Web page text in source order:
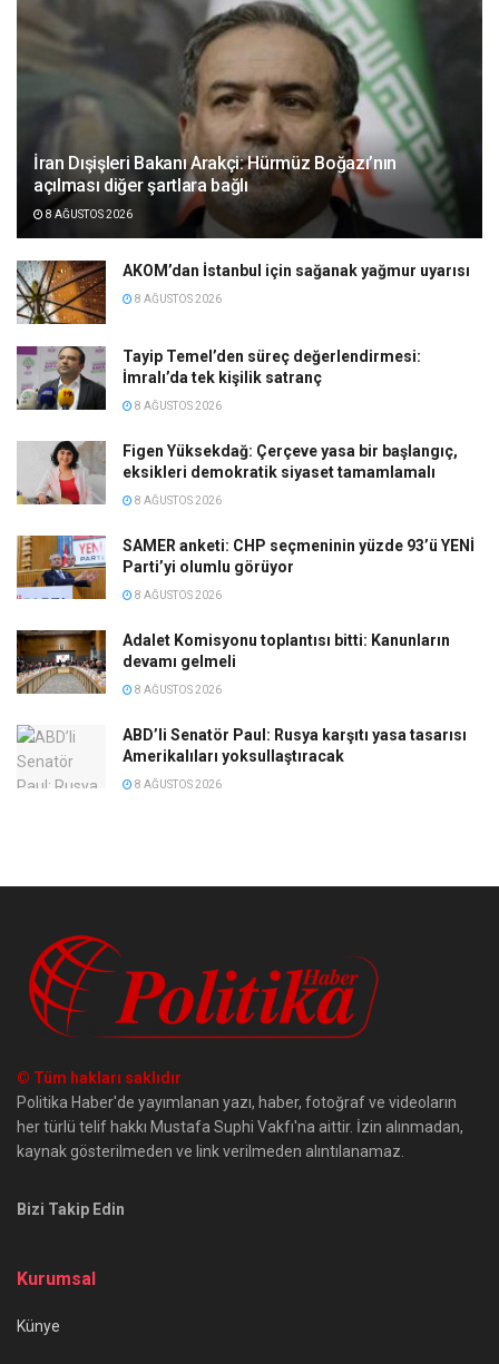
İran Dışişleri Bakanı Arakçi: Hürmüz Boğazı’nın
açılması diğer şartlara bağlı
8 AĞUSTOS 2026
AKOM’dan İstanbul için sağanak yağmur uyarısı
8 AĞUSTOS 2026
Tayip Temel’den süreç değerlendirmesi:
İmralı’da tek kişilik satranç
8 AĞUSTOS 2026
Figen Yüksekdağ: Çerçeve yasa bir başlangıç,
eksikleri demokratik siyaset tamamlamalı
8 AĞUSTOS 2026
SAMER anketi: CHP seçmeninin yüzde 93’ü YENİ
Parti’yi olumlu görüyor
8 AĞUSTOS 2026
Adalet Komisyonu toplantısı bitti: Kanunların
devamı gelmeli
8 AĞUSTOS 2026
ABD’li Senatör Paul: Rusya karşıtı yasa tasarısı
Amerikalıları yoksullaştıracak
8 AĞUSTOS 2026
© Tüm hakları saklıdır
Politika Haber'de yayımlanan yazı, haber, fotoğraf ve videoların
her türlü telif hakkı Mustafa Suphi Vakfı'na aittir. İzin alınmadan,
kaynak gösterilmeden ve link verilmeden alıntılanamaz.
Bizi Takip Edin
Kurumsal
Künye